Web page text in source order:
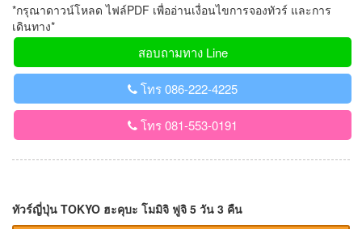
*กรุณาดาวน์โหลด ไฟล์PDF เพื่ออ่านเงื่อนไขการจองทัวร์ และการ
เดินทาง*
สอบถามทาง Line
โทร 086-222-4225
โทร 081-553-0191
ทัวร์ญี่ปุ่น TOKYO ฮะคุบะ โมมิจิ ฟูจิ 5 วัน 3 คืน